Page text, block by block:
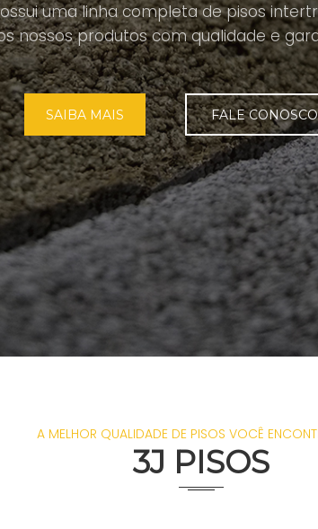
uma linha completa de pisos
nossos produtos com qualidade e
SAIBA MAIS FALE CONOSCO
A MELHOR QUALIDADE DE PISOS VOCÊ
3J PISOS